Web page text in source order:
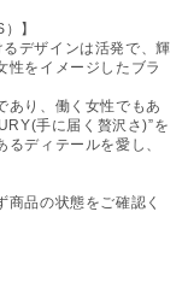
】
デザインは活発で、輝
性をイメージしたブラ
あり、働く女性でもあ
手に届く贅沢さ)”を
ディテールを愛し、
品の状態をご確認く